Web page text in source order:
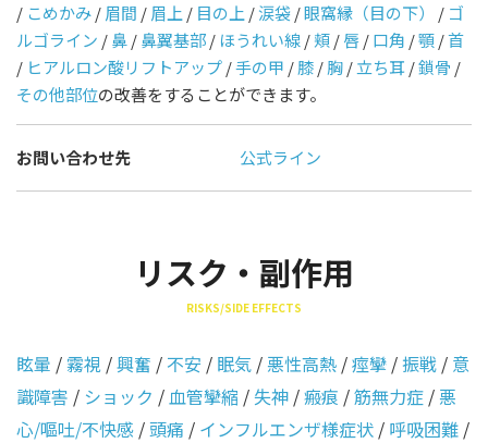
/ こめかみ/眉間 /眉上 / 目の上 /涙袋/眼窩縁（目の下） / ゴ
ルゴライン /鼻/鼻翼基部/ ほうれい線/頬/唇/口角 /顎/首
/ ヒアルロン酸リフトアップ/手の甲 /膝/胸/立ち耳/鎖骨 /
その他部位の改善をすることができます。
お問い合わせ先 公式ライン
リスク・副作用
RISKS/SIDE EFFECTS
眩暈 /霧視 /興奮 / 不安 / 眠気 /悪性高熱 /痙攣 /振戦 / 意
識障害 / ショック /血管攣縮 /失神 /瘢痕 /筋無力症 /悪
心/嘔吐/不快感 /頭痛 / インフルエンザ様症状 / 呼吸困難 /